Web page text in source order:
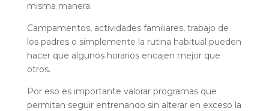
misma manera.
Campamentos, actividades familiares, trabajo de
los padres o simplemente la rutina habitual pueden
hacer que algunos horarios encajen mejor que
otros.
Por eso es importante valorar programas que
permitan seguir entrenando sin alterar en exceso la